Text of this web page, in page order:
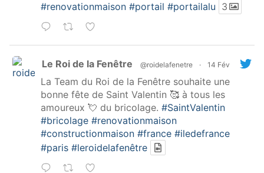
#renovationmaison #portail #portailalu 3
Le Roi de la Fenêtre @roidelafenetre · 14 Fév
La Team du Roi de la Fenêtre souhaite une
bonne fête de Saint Valentin 🥰 à tous les
amoureux 💘 du bricolage. #SaintValentin
#bricolage #renovationmaison
#constructionmaison #france #iledefrance
#paris #leroidelafenêtre